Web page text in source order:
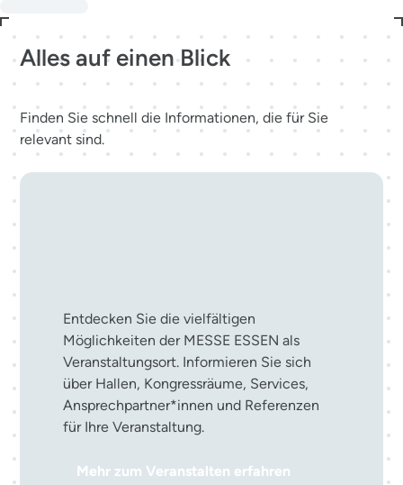
Alles auf einen Blick
Finden Sie schnell die Informationen, die für Sie
relevant sind.
Entdecken Sie die vielfältigen
Möglichkeiten der MESSE ESSEN als
Veranstaltungsort. Informieren Sie sich
über Hallen, Kongressräume, Services,
Ansprechpartner*innen und Referenzen
für Ihre Veranstaltung.
Mehr zum Veranstalten erfahren